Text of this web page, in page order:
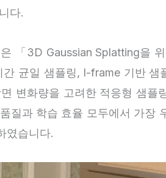
다.
「3D Gaussian Splatting을
균일 샘플링, I-frame 기반
변화량을 고려한 적응형 샘
질과 학습 효율 모두에서 가장
였습니다.